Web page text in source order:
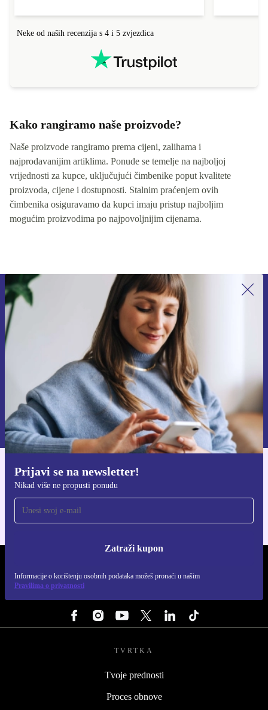
Neke od naših recenzija s 4 i 5 zvjezdica
Kako rangiramo naše proizvode?
Naše proizvode rangiramo prema cijeni, zalihama i
najprodavanijim artiklima. Ponude se temelje na najboljoj
vrijednosti za kupce, uključujući čimbenike poput kvalitete
proizvoda, cijene i dostupnosti. Stalnim praćenjem ovih
čimbenika osiguravamo da kupci imaju pristup najboljim
Prijavi se na newsletter!
Prijavi se na newsletter!
Nikad više ne propusti ponudu.
Zatraži kupon
Informacije o korištenju osobnih podataka možeš pronaći u našim
Pravilima privatnosti
Preuzmi refurbed aplikaciju
REFURBED HRVATSKA - RETHINK NEW.
PRATI NAS
TVRTKA
Tvoje prednosti